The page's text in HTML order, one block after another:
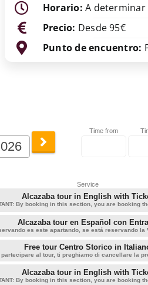
Horario:A determinar
Precio: Desde 95€
Punto de encuentro: